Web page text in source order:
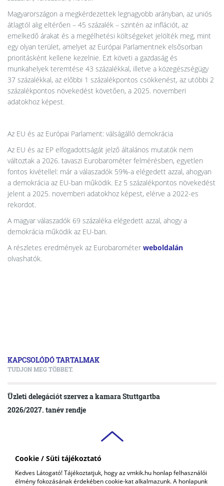
Cookie / Süti tájékoztató
Kedves Látogató! Tájékoztatjuk, hogy az vmkik.hu honlap felhasználói
élmény fokozásának érdekében cookie-kat alkalmazunk. A honlapunk
Magyarországon a megkérdezettek legnagyobb arányban, az uniós
átlagtól alig eltérően – 45 százalék – szintén az inflációt, az
emelkedő árakat és a megélhetési költségeket jelölték meg, mint
egy olyan terület, amelyet az Európai Parlamentnek elsősorban
prioritásként kellene kezelnie. Ezt követi a gazdaság és
munkahelyek teremtése 43 százalékkal, illetve a közegészségügy
37 százalékkal, az előbbi 1 százalékpontos csökkenést, az utóbbi 2
százalékpontos növekedést követően, a 2025. novemberi
adatokhoz képest.
Az EU és az Európai Parlament: válságálló demokrácia
Az EU és az EP elfogadottságát jelző általános mutatók nem
változtak a 2026. tavaszi Eurobarométer felmérésben, egyetlen
fontos kivétellel: már a válaszadók 59%-a elégedett azzal, ahogyan
a demokrácia az EU-ban működik. Ez 5 százalékpontos növekedést
jelent a 2025. novemberi adatokhoz képest, elérve a 2022-es
rekordot.
A magyar válaszadók 69 százaléka elégedett azzal, ahogy a
demokrácia működik az EU-ban.
A részletes eredmények az Eurobarométer weboldalán
olvashatók.
KAPCSOLÓDÓ TARTALMAK
TUDJON MEG TÖBBET.
Üzleti delegációt szervez a kamara Stuttgartba
2026/2027. tanév rendje
VAS VÁRMEGYEI
KERESKEDELMI ÉS IPARKAMARA